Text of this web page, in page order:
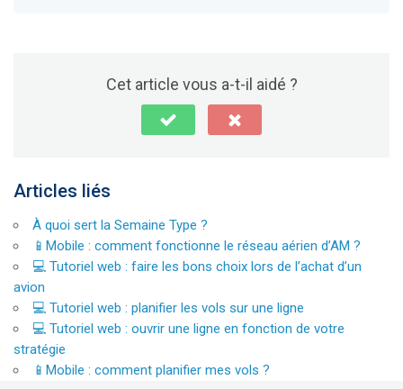
Cet article vous a-t-il aidé ?
Articles liés
À quoi sert la Semaine Type ?
📱Mobile : comment fonctionne le réseau aérien d’AM ?
💻 Tutoriel web : faire les bons choix lors de l’achat d’un
avion
💻 Tutoriel web : planifier les vols sur une ligne
💻 Tutoriel web : ouvrir une ligne en fonction de votre
stratégie
📱Mobile : comment planifier mes vols ?